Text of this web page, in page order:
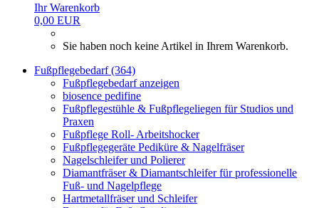
Ihr Warenkorb
0,00 EUR
Sie haben noch keine Artikel in Ihrem Warenkorb.
Fußpflegebedarf (364)
Fußpflegebedarf anzeigen
biosence pedifine
Fußpflegestühle & Fußpflegeliegen für Studios und
Praxen
Fußpflege Roll- Arbeitshocker
Fußpflegegeräte Pediküre & Nagelfräser
Nagelschleifer und Polierer
Diamantfräser & Diamantschleifer für professionelle
Fuß- und Nagelpflege
Hartmetallfräser und Schleifer